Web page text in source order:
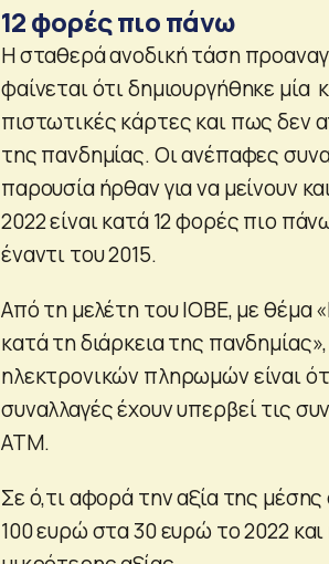
12 φορές πιo πάνω
Η σταθερά ανοδική τάση
φαίνεται ότι δημιουργήθηκε
πιστωτικές κάρτες και πως δεν
της πανδημίας. Οι ανέπαφες
παρουσία ήρθαν για να μείνουν
2022 είναι κατά 12 φορές πιo
έναντι του 2015.
Από τη μελέτη του ΙΟΒΕ, με θέμα
κατά τη διάρκεια της
ηλεκτρονικών πληρωμών είναι
συναλλαγές έχουν υπερβεί τις
ΑΤΜ.
Σε ό,τι αφορά την αξία της
100 ευρώ στα 30 ευρώ το 2022